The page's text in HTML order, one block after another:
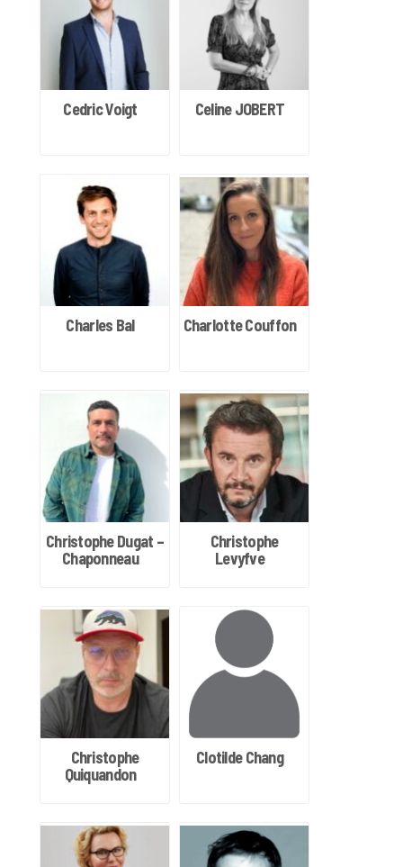
Cedric Voigt Celine JOBERT
Charles Bal Charlotte Couffon
Christophe Dugat –
Chaponneau
Christophe
Levyfve
Christophe
Quiquandon
Clotilde Chang